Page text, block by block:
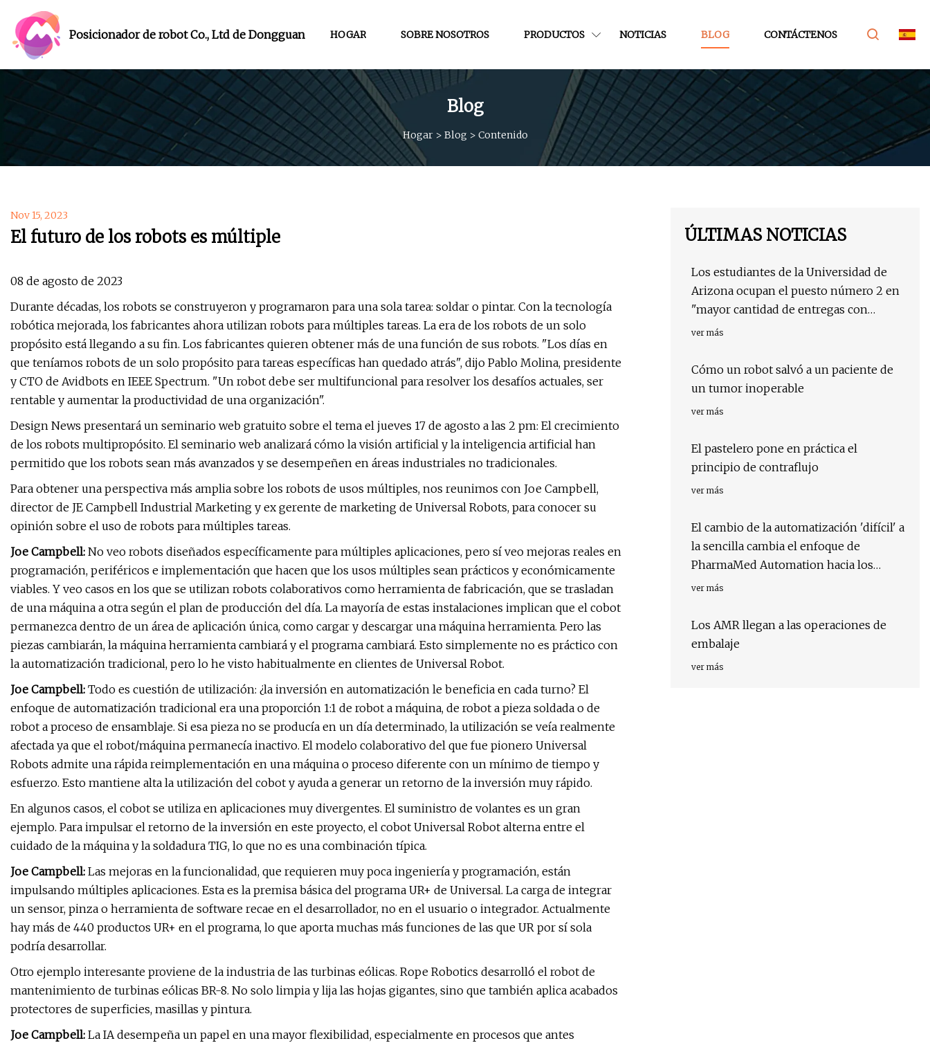
Posicionador de robot Co., Ltd de Dongguan HOGAR SOBRE NOSOTROS PRODUCTOS NOTICIAS BLOG CONTÁCTENOS
Blog
Hogar> Blog > Contenido
Nov 15, 2023
El futuro de los robots es múltiple
08 de agosto de 2023
Durante décadas, los robots se construyeron y programaron para una sola tarea: soldar o pintar. Con la tecnología
robótica mejorada, los fabricantes ahora utilizan robots para múltiples tareas. La era de los robots de un solo
propósito está llegando a su fin. Los fabricantes quieren obtener más de una función de sus robots. "Los días en
que teníamos robots de un solo propósito para tareas específicas han quedado atrás", dijo Pablo Molina, presidente
y CTO de Avidbots en IEEE Spectrum. "Un robot debe ser multifuncional para resolver los desafíos actuales, ser
rentable y aumentar la productividad de una organización".
Design News presentará un seminario web gratuito sobre el tema el jueves 17 de agosto a las 2 pm: El crecimiento
de los robots multipropósito. El seminario web analizará cómo la visión artificial y la inteligencia artificial han
permitido que los robots sean más avanzados y se desempeñen en áreas industriales no tradicionales.
Para obtener una perspectiva más amplia sobre los robots de usos múltiples, nos reunimos con Joe Campbell,
director de JE Campbell Industrial Marketing y ex gerente de marketing de Universal Robots, para conocer su
opinión sobre el uso de robots para múltiples tareas.
Joe Campbell: No veo robots diseñados específicamente para múltiples aplicaciones, pero sí veo mejoras reales en
programación, periféricos e implementación que hacen que los usos múltiples sean prácticos y económicamente
viables. Y veo casos en los que se utilizan robots colaborativos como herramienta de fabricación, que se trasladan
de una máquina a otra según el plan de producción del día. La mayoría de estas instalaciones implican que el cobot
permanezca dentro de un área de aplicación única, como cargar y descargar una máquina herramienta. Pero las
piezas cambiarán, la máquina herramienta cambiará y el programa cambiará. Esto simplemente no es práctico con
la automatización tradicional, pero lo he visto habitualmente en clientes de Universal Robot.
Joe Campbell: Todo es cuestión de utilización: ¿la inversión en automatización le beneficia en cada turno? El
enfoque de automatización tradicional era una proporción 1:1 de robot a máquina, de robot a pieza soldada o de
robot a proceso de ensamblaje. Si esa pieza no se producía en un día determinado, la utilización se veía realmente
afectada ya que el robot/máquina permanecía inactivo. El modelo colaborativo del que fue pionero Universal
Robots admite una rápida reimplementación en una máquina o proceso diferente con un mínimo de tiempo y
esfuerzo. Esto mantiene alta la utilización del cobot y ayuda a generar un retorno de la inversión muy rápido.
En algunos casos, el cobot se utiliza en aplicaciones muy divergentes. El suministro de volantes es un gran
ejemplo. Para impulsar el retorno de la inversión en este proyecto, el cobot Universal Robot alterna entre el
cuidado de la máquina y la soldadura TIG, lo que no es una combinación típica.
Joe Campbell: Las mejoras en la funcionalidad, que requieren muy poca ingeniería y programación, están
impulsando múltiples aplicaciones. Esta es la premisa básica del programa UR+ de Universal. La carga de integrar
un sensor, pinza o herramienta de software recae en el desarrollador, no en el usuario o integrador. Actualmente
hay más de 440 productos UR+ en el programa, lo que aporta muchas más funciones de las que UR por sí sola
podría desarrollar.
Otro ejemplo interesante proviene de la industria de las turbinas eólicas. Rope Robotics desarrolló el robot de
mantenimiento de turbinas eólicas BR-8. No solo limpia y lija las hojas gigantes, sino que también aplica acabados
protectores de superficies, masillas y pintura.
Joe Campbell: La IA desempeña un papel en una mayor flexibilidad, especialmente en procesos que antes
ÚLTIMAS NOTICIAS
Los estudiantes de la Universidad de
Arizona ocupan el puesto número 2 en
"mayor cantidad de entregas con
robots"
ver más
Cómo un robot salvó a un paciente de
un tumor inoperable
ver más
El pastelero pone en práctica el
principio de contraflujo
ver más
El cambio de la automatización 'difícil' a
la sencilla cambia el enfoque de
PharmaMed Automation hacia los
robots
ver más
Los AMR llegan a las operaciones de
embalaje
ver más